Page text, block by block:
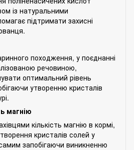
із натуральними
підтримати захисні
походження, у поєднанні
речовиною,
оптимальний рівень
утворенню кристалів
магнію
кількість магнію в кормі,
кристалів солей у
запобігаючи виникненню